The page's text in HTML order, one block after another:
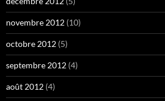
novembre 2012 (10)
octobre 2012 (5)
septembre 2012 (4)
août 2012 (4)